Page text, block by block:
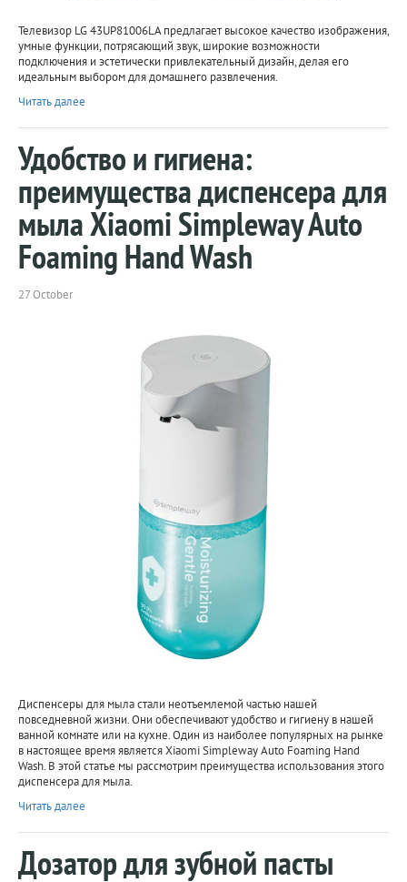
Телевизор LG 43UP81006LA предлагает высокое качество изображения,
умные функции, потрясающий звук, широкие возможности
подключения и эстетически привлекательный дизайн, делая его
идеальным выбором для домашнего развлечения.
Читать далее
Удобство и гигиена:
преимущества диспенсера для
мыла Xiaomi Simpleway Auto
Foaming Hand Wash
27 October
Диспенсеры для мыла стали неотъемлемой частью нашей
повседневной жизни. Они обеспечивают удобство и гигиену в нашей
ванной комнате или на кухне. Один из наиболее популярных на рынке
в настоящее время является Xiaomi Simpleway Auto Foaming Hand
Wash. В этой статье мы рассмотрим преимущества использования этого
диспенсера для мыла.
Читать далее
Дозатор для зубной пасты